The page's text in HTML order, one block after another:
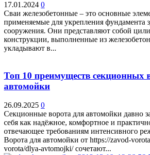
17.01.2024 0
Сваи железобетонные – это основные
применяемые для укрепления фундамента
сооружения. Они представляют собой
конструкции, выполненные из
укладывают в...
Топ 10 преимуществ секционных
автомойки
26.09.2025 0
Секционные ворота для автомойки давно
себя как надёжное, комфортное и
отвечающее требованиям интенсивного
Ворота для автомойки от https://zavod-
vorota/dlya-avtomojki/ сочетают...